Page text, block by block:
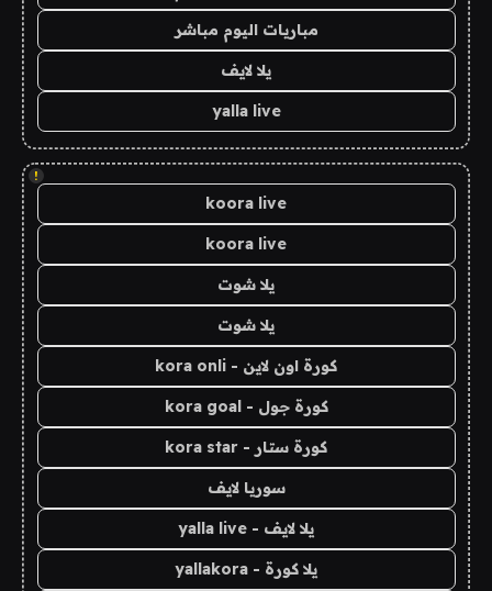
مباريات اليوم مباشر
يلا لايف
yalla live
!
koora live
koora live
يلا شوت
يلا شوت
كورة اون لاين - kora onli
كورة جول - kora goal
كورة ستار - kora star
سوريا لايف
يلا لايف - yalla live
يلا كورة - yallakora